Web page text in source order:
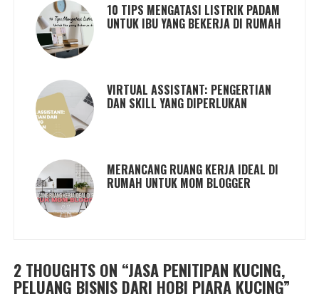
10 TIPS MENGATASI LISTRIK PADAM
UNTUK IBU YANG BEKERJA DI RUMAH
VIRTUAL ASSISTANT: PENGERTIAN
DAN SKILL YANG DIPERLUKAN
MERANCANG RUANG KERJA IDEAL DI
RUMAH UNTUK MOM BLOGGER
2 THOUGHTS ON “JASA PENITIPAN KUCING,
PELUANG BISNIS DARI HOBI PIARA KUCING”